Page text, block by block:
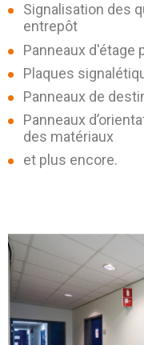
Signalisation des
entrepôt
Panneaux d'étage
Plaques
Panneaux de
Panneaux
des matériaux
et plus encore.
before